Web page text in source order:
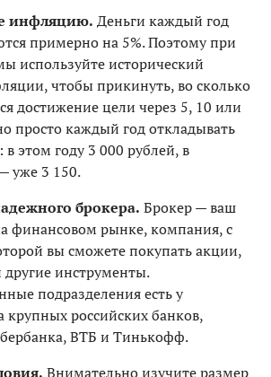
инфляцию. Деньги каждый год
примерно на 5%. Поэтому при
используйте исторический
чтобы прикинуть, во сколько
достижение цели через 5, 10 или
просто каждый год откладывать
в этом году 3 000 рублей, в
уже 3 150.
брокера. Брокер — ваш
финансовом рынке, компания, с
вы сможете покупать акции,
инструменты.
подразделения есть у
крупных российских банков,
ВТБ и Тинькофф.
Внимательно изучите размер